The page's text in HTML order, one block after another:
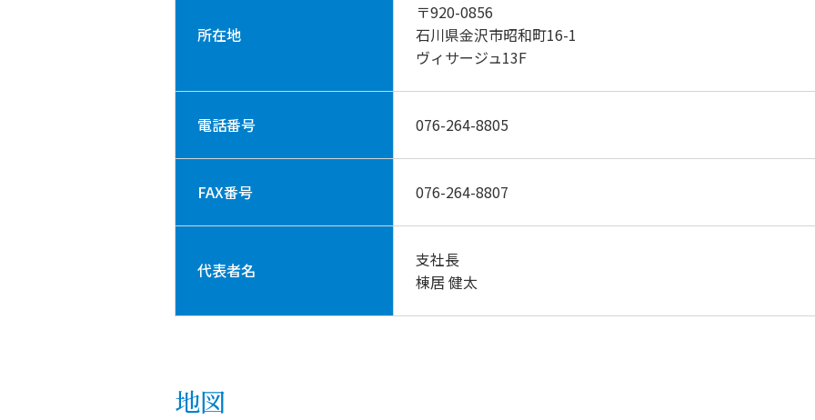
所在地
〒920-0856
石川県金沢市昭和町16-1
ヴィサージュ13F
電話番号 076-264-8805
FAX番号 076-264-8807
代表者名
支社長
棟居 健太
地図